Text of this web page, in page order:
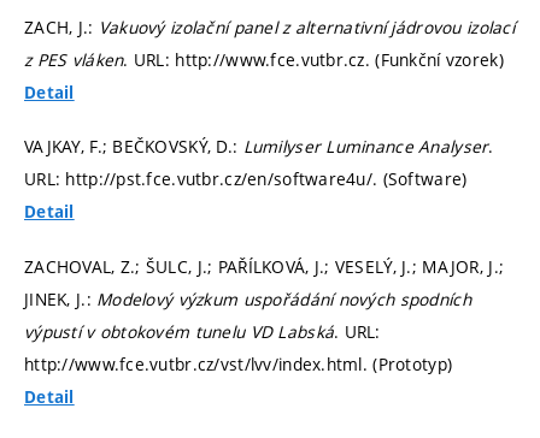
ZACH, J.: Vakuový izolační panel z alternativní jádrovou izolací
z PES vláken. URL: http://www.fce.vutbr.cz. (Funkční vzorek)
Detail
VAJKAY, F.; BEČKOVSKÝ, D.: Lumilyser Luminance Analyser.
URL: http://pst.fce.vutbr.cz/en/software4u/. (Software)
Detail
ZACHOVAL, Z.; ŠULC, J.; PAŘÍLKOVÁ, J.; VESELÝ, J.; MAJOR, J.;
JINEK, J.: Modelový výzkum uspořádání nových spodních
výpustí v obtokovém tunelu VD Labská. URL:
http://www.fce.vutbr.cz/vst/lvv/index.html. (Prototyp)
Detail